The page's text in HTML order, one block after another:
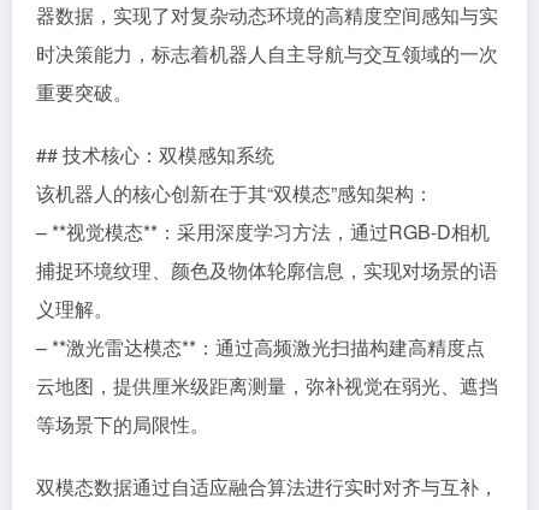
器数据，实现了对复杂动态环境的高精度空间感知与实
时决策能力，标志着机器人自主导航与交互领域的一次
重要突破。
## 技术核心：双模感知系统
该机器人的核心创新在于其“双模态”感知架构：
– **视觉模态**：采用深度学习方法，通过RGB-D相机
捕捉环境纹理、颜色及物体轮廓信息，实现对场景的语
义理解。
– **激光雷达模态**：通过高频激光扫描构建高精度点
云地图，提供厘米级距离测量，弥补视觉在弱光、遮挡
等场景下的局限性。
双模态数据通过自适应融合算法进行实时对齐与互补，